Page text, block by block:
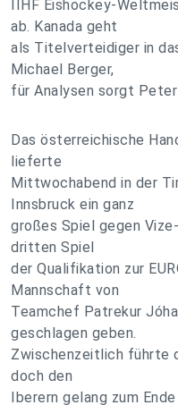
IIHF Eishockey-
ab. Kanada geht
als Titelverteidiger in
Michael Berger,
für Analysen sorgt Peter
Das österreichische
lieferte
Mittwochabend in der
Innsbruck ein ganz
großes Spiel gegen
dritten Spiel
der Qualifikation zur
Mannschaft von
Teamchef Patrekur
geschlagen geben.
Zwischenzeitlich führte
doch den
Iberern gelang zum